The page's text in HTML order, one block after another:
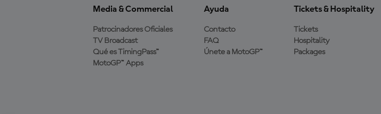
Media & Commercial
Patrocinadores Oficiales
TV Broadcast
Qué es TimingPass™
MotoGP™ Apps
Ayuda
Contacto
FAQ
Únete a MotoGP™
Tickets & Hospitality
Tickets
Hospitality
Packages